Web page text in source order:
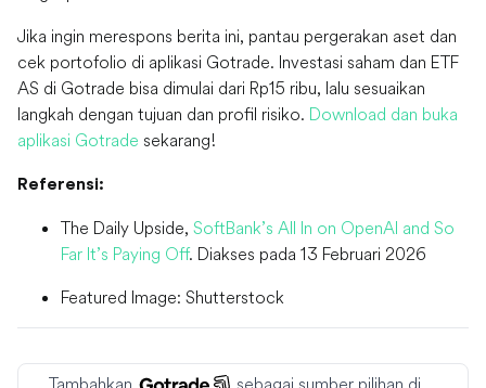
Jika ingin merespons berita ini, pantau pergerakan aset dan
cek portofolio di aplikasi Gotrade. Investasi saham dan ETF
AS di Gotrade bisa dimulai dari Rp15 ribu, lalu sesuaikan
langkah dengan tujuan dan profil risiko. Download dan buka
aplikasi Gotrade sekarang!
Referensi:
The Daily Upside, SoftBank’s All In on OpenAI and So
Far It’s Paying Off. Diakses pada 13 Februari 2026
Featured Image: Shutterstock